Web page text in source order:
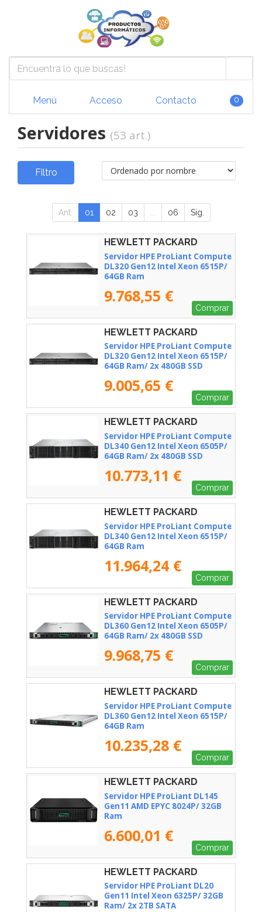
Menú Acceso Contacto 0
Servidores (53 art.)
Filtro
Ant. 01 02 03 06 Sig.
HEWLETT PACKARD
ENTERPRISE - P87775-425
Servidor HPE ProLiant Compute
DL320 Gen12 Intel Xeon 6515P/
64GB Ram
9.768,55 €
Comprar
HEWLETT PACKARD
ENTERPRISE - P87783-425
Servidor HPE ProLiant Compute
DL320 Gen12 Intel Xeon 6515P/
64GB Ram/ 2x 480GB SSD
9.005,65 €
Comprar
HEWLETT PACKARD
ENTERPRISE - P87782-425
Servidor HPE ProLiant Compute
DL340 Gen12 Intel Xeon 6505P/
64GB Ram/ 2x 480GB SSD
10.773,11 €
Comprar
HEWLETT PACKARD
ENTERPRISE - P87741-425
Servidor HPE ProLiant Compute
DL340 Gen12 Intel Xeon 6515P/
64GB Ram
11.964,24 €
Comprar
HEWLETT PACKARD
ENTERPRISE - P89233-425
Servidor HPE ProLiant Compute
DL360 Gen12 Intel Xeon 6505P/
64GB Ram/ 2x 480GB SSD
9.968,75 €
Comprar
HEWLETT PACKARD
ENTERPRISE - P95989-425
Servidor HPE ProLiant Compute
DL360 Gen12 Intel Xeon 6515P/
64GB Ram
10.235,28 €
Comprar
HEWLETT PACKARD
ENTERPRISE - P79814-425
Servidor HPE ProLiant DL145
Gen11 AMD EPYC 8024P/ 32GB
Ram
6.600,01 €
Comprar
HEWLETT PACKARD
ENTERPRISE - P87462-425
Servidor HPE ProLiant DL20
Gen11 Intel Xeon 6325P/ 32GB
Ram/ 2x 2TB SATA